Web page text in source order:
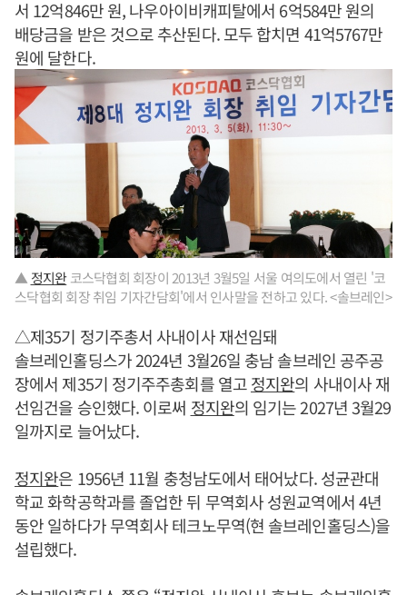
서 12억846만 원, 나우아이비캐피탈에서 6억584만 원의
배당금을 받은 것으로 추산된다. 모두 합치면 41억5767만
원에 달한다.
▲ 정지완코스닥협회 회장이 2013년 3월5일 서울 여의도에서 열린 '코
스닥협회 회장 취임 기자간담회'에서 인사말을 전하고 있다. <솔브레인>
△제35기 정기주총서 사내이사 재선임돼
솔브레인홀딩스가 2024년 3월26일 충남 솔브레인 공주공
장에서 제35기 정기주주총회를 열고정지완의 사내이사 재
선임건을 승인했다. 이로써 정지완의 임기는 2027년 3월29
일까지로 늘어났다.
정지완은 1956년 11월 충청남도에서 태어났다. 성균관대
학교 화학공학과를 졸업한 뒤 무역회사 성원교역에서 4년
동안 일하다가 무역회사 테크노무역(현 솔브레인홀딩스)을
설립했다.